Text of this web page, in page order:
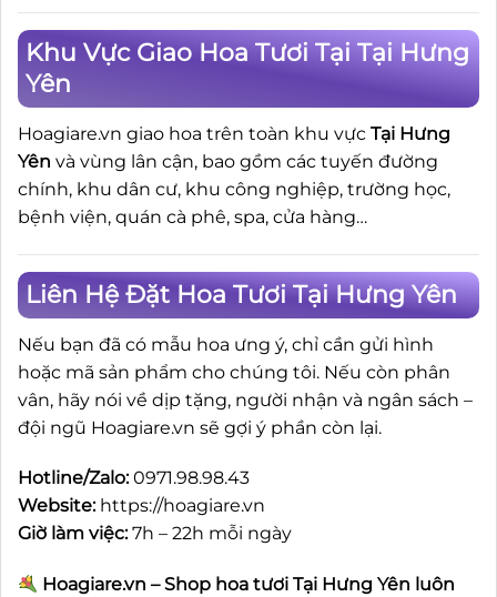
Khu Vực Giao Hoa Tươi Tại Tại Hưng
Yên
Hoagiare.vn giao hoa trên toàn khu vực Tại Hưng
Yên và vùng lân cận, bao gồm các tuyến đường
chính, khu dân cư, khu công nghiệp, trường học,
bệnh viện, quán cà phê, spa, cửa hàng…
Liên Hệ Đặt Hoa Tươi Tại Hưng Yên
Nếu bạn đã có mẫu hoa ưng ý, chỉ cần gửi hình
hoặc mã sản phẩm cho chúng tôi. Nếu còn phân
vân, hãy nói về dịp tặng, người nhận và ngân sách –
đội ngũ Hoagiare.vn sẽ gợi ý phần còn lại.
Hotline/Zalo:0971.98.98.43
Website: https://hoagiare.vn
Giờ làm việc:7h – 22h mỗi ngày
Hoagiare.vn – Shop hoa tươi Tại Hưng Yên luôn